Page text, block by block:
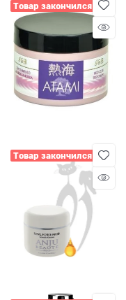
Товар закончился
Товар закончился